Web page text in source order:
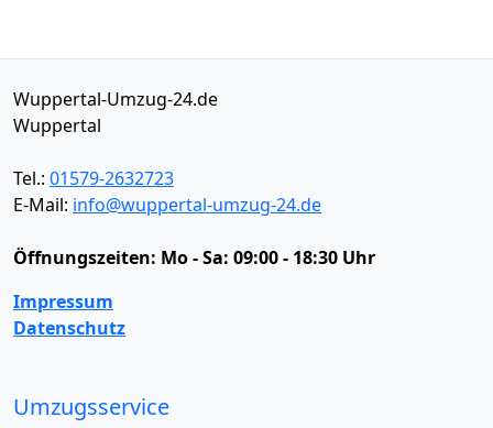
Wuppertal-Umzug-24.de
Wuppertal
Tel.: 01579-2632723
E-Mail: info@wuppertal-umzug-24.de
Öffnungszeiten: Mo - Sa: 09:00 - 18:30 Uhr
Impressum
Datenschutz
Umzugsservice